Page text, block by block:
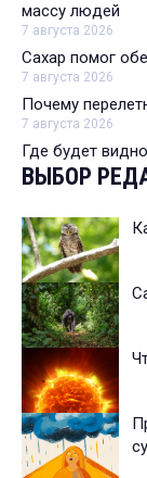
массу людей
7 августа 2026
Сахар помог
7 августа 2026
Почему
7 августа 2026
Где будет
ВЫБОР